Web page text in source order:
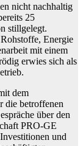
nicht nachhaltig
25
stillgelegt.
Energie
mit einem
erwies sich als
dem
die betroffenen
über den
PRO-GE
und